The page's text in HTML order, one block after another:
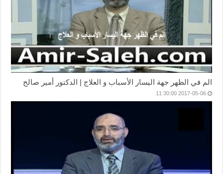
الم في الظهر جهة اليسار الأسباب و العلاج | الدكتور أمير صالح
2017-05-06 11:30:00